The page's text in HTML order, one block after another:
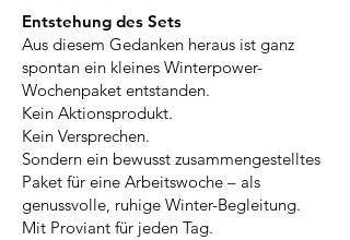
Entstehung des Sets
Aus diesem Gedanken heraus ist ganz
spontan ein kleines Winterpower-
Wochenpaket entstanden.
Kein Aktionsprodukt.
Kein Versprechen.
Sondern ein bewusst zusammengestelltes
Paket für eine Arbeitswoche – als
genussvolle, ruhige Winter-Begleitung.
Mit Proviant für jeden Tag.